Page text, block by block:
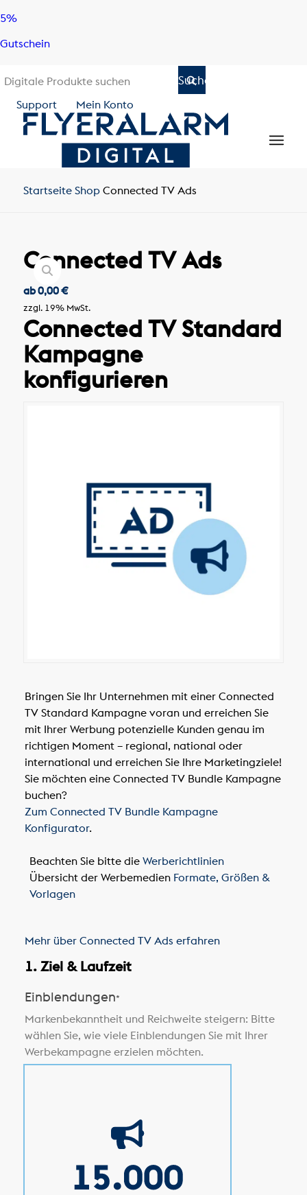
Skip
content
Skip
navigation
5%
Gutschein
Support Mein Konto
Startseite Shop Connected TV Ads
Connected TV Ads
ab0,00€
zzgl. 19% MwSt.
Connected TV Standard
Kampagne
konfigurieren
Bringen Sie Ihr Unternehmen mit einer Connected
TV Standard Kampagne voran und erreichen Sie
mit Ihrer Werbung potenzielle Kunden genau im
richtigen Moment – regional, national oder
international und erreichen Sie Ihre Marketingziele!
Sie möchten eine Connected TV Bundle Kampagne
buchen?
Zum Connected TV Bundle Kampagne
Konfigurator.
Beachten Sie bitte die Werberichtlinien
Übersicht der Werbemedien Formate, Größen &
Vorlagen
Mehr über Connected TV Ads erfahren
1. Ziel & Laufzeit
Einblendungen*
Markenbekanntheit und Reichweite steigern: Bitte
wählen Sie, wie viele Einblendungen Sie mit Ihrer
Werbekampagne erzielen möchten.